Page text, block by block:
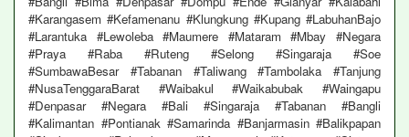
#Karangasem #Kefamenanu #Klungkung #Kupang #LabuhanBajo
#Larantuka #Lewoleba #Maumere #Mataram #Mbay #Negara
#Praya #Raba #Ruteng #Selong #Singaraja #Soe
#SumbawaBesar #Tabanan #Taliwang #Tambolaka #Tanjung
#NusaTenggaraBarat #Waibakul #Waikabubak #Waingapu
#Denpasar #Negara #Bali #Singaraja #Tabanan #Bangli
#Kalimantan #Pontianak #Samarinda #Banjarmasin #Balikpapan